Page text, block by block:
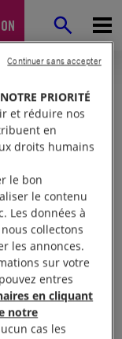
PRIORITÉ
et réduire nos
en
droits humains
le bon
le contenu
Les données à
collectons
les annonces.
sur votre
entres
en cliquant
notre
cas les
Continuer sans accepter